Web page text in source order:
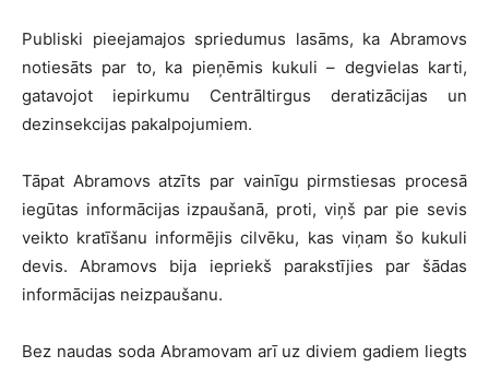
Publiski pieejamajos spriedumus lasāms, ka Abramovs
notiesāts par to, ka pieņēmis kukuli – degvielas karti,
gatavojot iepirkumu Centrāltirgus deratizācijas un
dezinsekcijas pakalpojumiem.
Tāpat Abramovs atzīts par vainīgu pirmstiesas procesā
iegūtas informācijas izpaušanā, proti, viņš par pie sevis
veikto kratīšanu informējis cilvēku, kas viņam šo kukuli
devis. Abramovs bija iepriekš parakstījies par šādas
informācijas neizpaušanu.
Bez naudas soda Abramovam arī uz diviem gadiem liegts